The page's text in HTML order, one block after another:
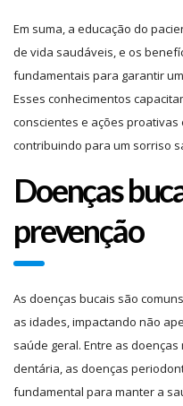
Em suma, a educação do
de vida saudáveis, e os
fundamentais para garantir
Esses conhecimentos
conscientes e ações
contribuindo para um sorriso
Doenças
prevenção
As doenças bucais são
as idades, impactando não
saúde geral. Entre as
dentária, as doenças
fundamental para manter a